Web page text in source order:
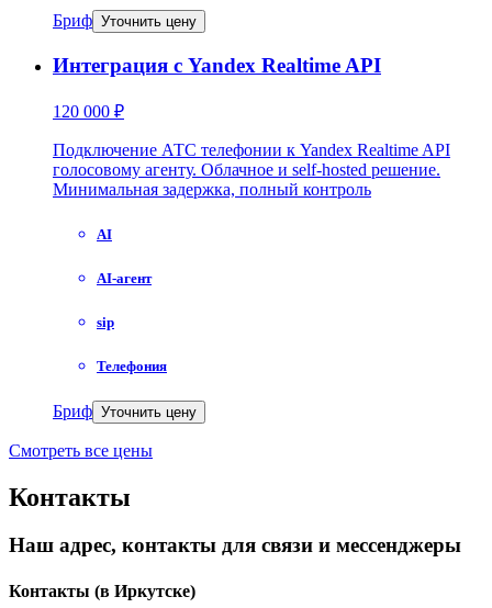
Бриф Уточнить цену
Интеграция с Yandex Realtime API
120 000 ₽
Подключение АТС телефонии к Yandex Realtime API
голосовому агенту. Облачное и self-hosted решение.
Минимальная задержка, полный контроль
AI
AI-агент
sip
Телефония
Бриф Уточнить цену
Смотреть все цены
Контакты
Наш адрес, контакты для связи и мессенджеры
Контакты (в Иркутске)